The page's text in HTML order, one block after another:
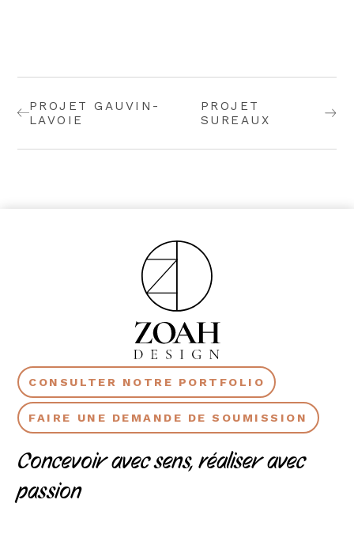
PROJET GAUVIN-
LAVOIE
PROJET
SUREAUX
CONSULTER NOTRE PORTFOLIO
FAIRE UNE DEMANDE DE SOUMISSION
Concevoir avec sens, réaliser avec
passion